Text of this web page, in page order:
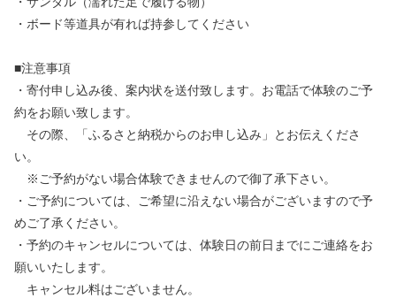
・ボード等道具が有れば持参してください
■注意事項
・寄付申し込み後、案内状を送付致します。お電話で体験のご予
約をお願い致します。
その際、「ふるさと納税からのお申し込み」とお伝えくださ
い。
※ご予約がない場合体験できませんので御了承下さい。
・ご予約については、ご希望に沿えない場合がございますので予
めご了承ください。
・予約のキャンセルについては、体験日の前日までにご連絡をお
願いいたします。
キャンセル料はございません。